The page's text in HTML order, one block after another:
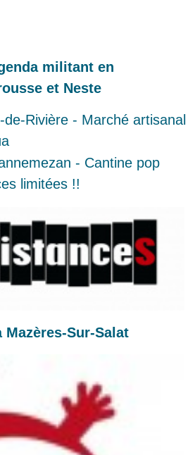
militant en
et Neste
Rivière - Marché artisanal
- Cantine pop
limitées !!
Mazères-Sur-Salat